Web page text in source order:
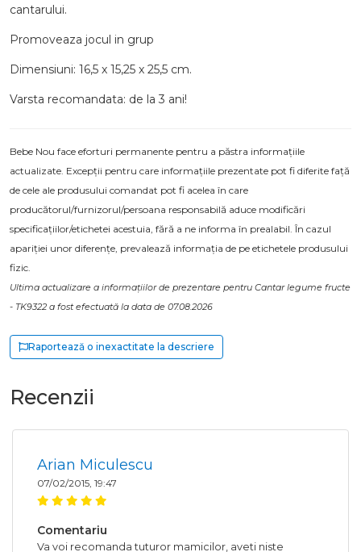
cantarului.
Promoveaza jocul in grup
Dimensiuni: 16,5 x 15,25 x 25,5 cm.
Varsta recomandata: de la 3 ani!
Bebe Nou face eforturi permanente pentru a păstra informațiile
actualizate. Excepții pentru care informațiile prezentate pot fi diferite față
de cele ale produsului comandat pot fi acelea în care
producătorul/furnizorul/persoana responsabilă aduce modificări
specificațiilor/etichetei acestuia, fără a ne informa în prealabil. În cazul
apariției unor diferențe, prevalează informația de pe etichetele produsului
fizic.
Ultima actualizare a informațiilor de prezentare pentru Cantar legume fructe
- TK9322 a fost efectuată la data de 07.08.2026
Raportează o inexactitate la descriere
Recenzii
Arian Miculescu
07/02/2015, 19:47
Comentariu
Va voi recomanda tuturor mamicilor, aveti niste